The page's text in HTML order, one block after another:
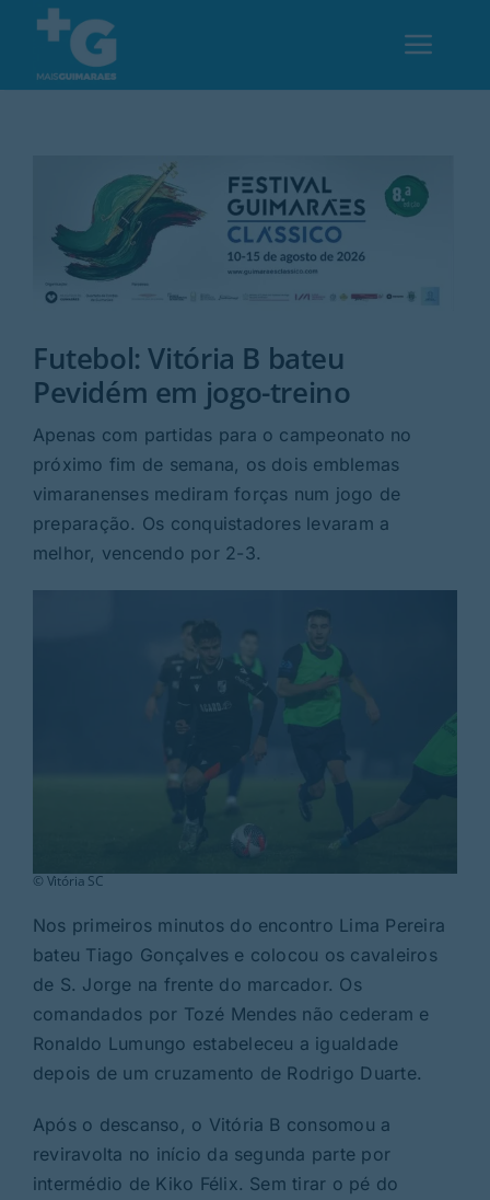
content
Desporto
Opinião
Região
Rubricas
Futebol: Vitória B bateu
Pevidém em jogo-treino
Apenas com partidas para o campeonato no
próximo fim de semana, os dois emblemas
vimaranenses mediram forças num jogo de
preparação. Os conquistadores levaram a
melhor, vencendo por 2-3.
© Vitória SC
Nos primeiros minutos do encontro Lima Pereira
bateu Tiago Gonçalves e colocou os cavaleiros
de S. Jorge na frente do marcador. Os
comandados por Tozé Mendes não cederam e
Ronaldo Lumungo estabeleceu a igualdade
depois de um cruzamento de Rodrigo Duarte.
Após o descanso, o Vitória B consomou a
reviravolta no início da segunda parte por
intermédio de Kiko Félix. Sem tirar o pé do